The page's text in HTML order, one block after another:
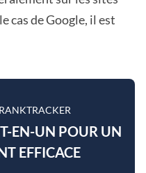
cas de Google, il est
EN-UN POUR UN
EFFICACE